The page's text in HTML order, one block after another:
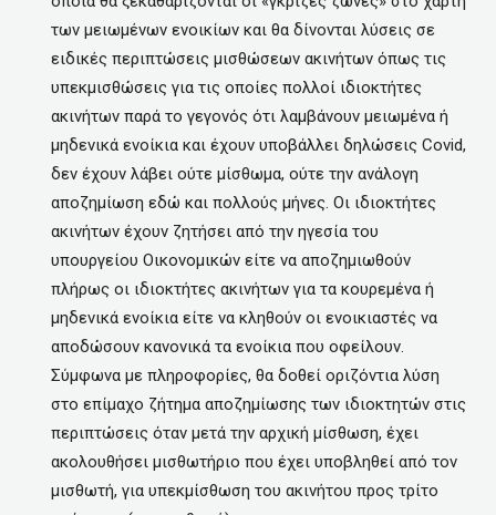
των μειωμένων ενοικίων και θα δίνονται λύσεις σε
ειδικές περιπτώσεις μισθώσεων ακινήτων όπως τις
υπεκμισθώσεις για τις οποίες πολλοί ιδιοκτήτες
ακινήτων παρά το γεγονός ότι λαμβάνουν μειωμένα ή
μηδενικά ενοίκια και έχουν υποβάλλει δηλώσεις Covid,
δεν έχουν λάβει ούτε μίσθωμα, ούτε την ανάλογη
αποζημίωση εδώ και πολλούς μήνες. Οι ιδιοκτήτες
ακινήτων έχουν ζητήσει από την ηγεσία του
υπουργείου Οικονομικών είτε να αποζημιωθούν
πλήρως οι ιδιοκτήτες ακινήτων για τα κουρεμένα ή
μηδενικά ενοίκια είτε να κληθούν οι ενοικιαστές να
αποδώσουν κανονικά τα ενοίκια που οφείλουν.
Σύμφωνα με πληροφορίες, θα δοθεί οριζόντια λύση
στο επίμαχο ζήτημα αποζημίωσης των ιδιοκτητών στις
περιπτώσεις όταν μετά την αρχική μίσθωση, έχει
ακολουθήσει μισθωτήριο που έχει υποβληθεί από τον
μισθωτή, για υπεκμίσθωση του ακινήτου προς τρίτο